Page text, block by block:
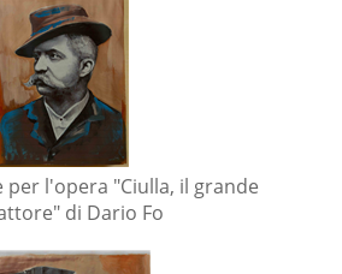
per l'opera "Ciulla, il grande
di Dario Fo